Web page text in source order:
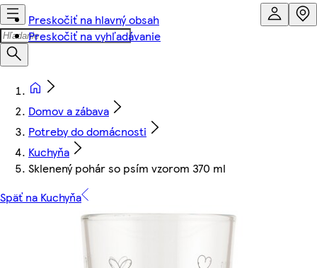
Preskočiť na hlavný obsah
Preskočiť na vyhľadávanie
Domov a zábava
Potreby do domácnosti
Kuchyňa
Sklenený pohár so psím vzorom 370 ml
Späť na Kuchyňa